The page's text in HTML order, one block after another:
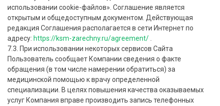
использовании cookie-файлов». Соглашение является
открытым и общедоступным документом. Действующая
редакция Соглашения располагается в сети Интернет по
адресу: https://ksm-zarechny.ru/agreement/
7.3. При использовании некоторых сервисов Сайта
Пользователь сообщает Компании сведения о факте
обращения (в том числе намерении обратиться) за
медицинской помощью к врачу определенной
специализации. В целях повышения качества оказываемых
услуг Компания вправе производить запись телефонных